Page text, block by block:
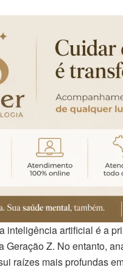
inteligência artificial é a
Geração Z. No entanto,
raízes mais profundas